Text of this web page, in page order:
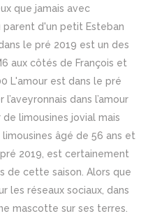
que jamais avec
d'un petit Esteban
le pré 2019 est un des
aux côtés de François et
L'amour est dans le pré
dans l’amour
limousines jovial mais
âgé de 56 ans et
2019, est certainement
de cette saison. Alors que
les réseaux sociaux, dans
mascotte sur ses terres.